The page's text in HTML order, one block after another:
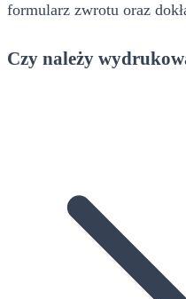
formularz zwrotu oraz
Czy należy